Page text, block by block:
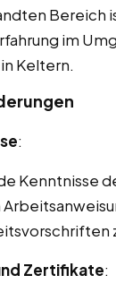
Bereich
im
Keltern.
:
Kenntnisse
Zertifikate: